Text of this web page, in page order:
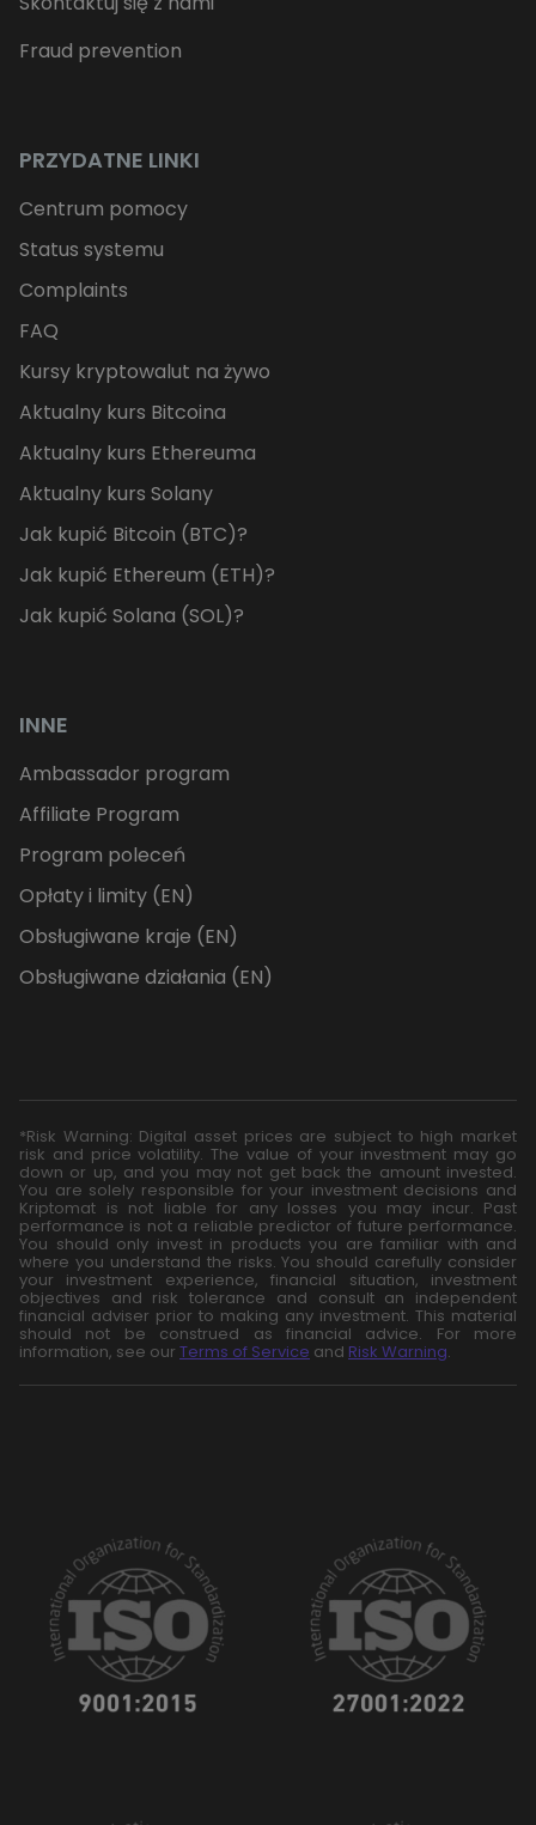
Fraud prevention
PRZYDATNE LINKI
Centrum pomocy
Status systemu
Complaints
FAQ
Kursy kryptowalut na żywo
Aktualny kurs Bitcoina
Aktualny kurs Ethereuma
Aktualny kurs Solany
Jak kupić Bitcoin (BTC)?
Jak kupić Ethereum (ETH)?
Jak kupić Solana (SOL)?
INNE
Ambassador program
Affiliate Program
Program poleceń
Opłaty i limity (EN)
Obsługiwane kraje (EN)
Obsługiwane działania (EN)
*Risk Warning: Digital asset prices are subject to high market
risk and price volatility. The value of your investment may go
down or up, and you may not get back the amount invested.
You are solely responsible for your investment decisions and
Kriptomat is not liable for any losses you may incur. Past
performance is not a reliable predictor of future performance.
You should only invest in products you are familiar with and
where you understand the risks. You should carefully consider
your investment experience, financial situation, investment
objectives and risk tolerance and consult an independent
financial adviser prior to making any investment. This material
should not be construed as financial advice. For more
information, see our Terms of Service and Risk Warning.